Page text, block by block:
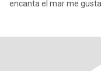
encanta el mar me